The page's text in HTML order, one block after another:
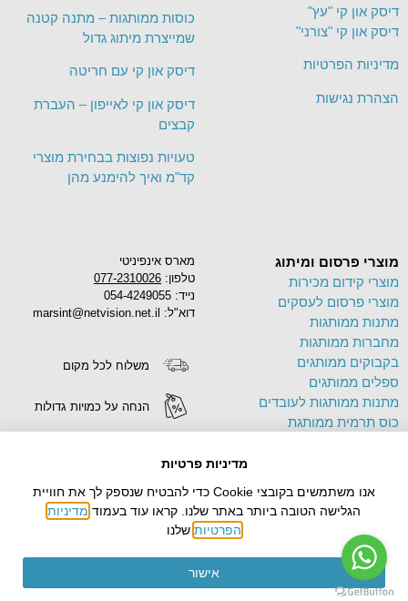
מארס אינפיניטי
טלפון: 077-2310026
נייד: 054-4249055
דוא"ל: marsint@netvision.net.il
משלוח לכל מקום
הנחה על כמויות גדולות
מוצרי פרסום ומיתוג
מוצרי קידום מכירות
מוצרי פרסום לעסקים
מתנות ממותגות
מחברות ממותגות
בקבוקים ממותגים
ספלים ממותגים
מתנות ממותגות לעובדים
כוס תרמית ממותגת
עטים ממותגים
כוסות ממותגות – מתנה קטנה
שמייצרת מיתוג גדול
דיסק און קי עם חריטה
דיסק און קי לאייפון – העברת
קבצים
טעויות נפוצות בבחירת מוצרי
קד"מ ואיך להימנע מהן
דיסק און קי "עץ"
דיסק און קי "צורני"
מדיניות הפרטיות
הצהרת נגישות
מדיניות פרטיות
אנו משתמשים בקובצי Cookie כדי להבטיח שנספק לך את חוויית
הגלישה הטובה ביותר באתר שלנו. קראו עוד בעמוד מדיניות
הפרטיות שלנו
אישור